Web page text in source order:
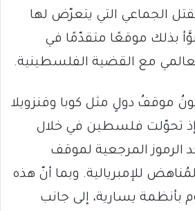
الجماعي التي يتعرّض لها
بذلك موقعًا متقدّمًا في
مع القضية الفلسطينية.
موقفُ دولٍ مثل كوبا وفنزويلا
إذ تحوّلت فلسطين في خلال
الرموز المرجعية لموقف
للإمبريالية. وبما أنّ هذه
بأنظمة يسارية، إلى جانب